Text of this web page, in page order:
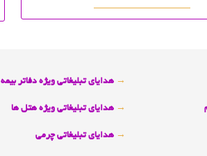
→ هدایای تبلیغاتی ویژه دفاتر بیمه
→ هدایای تبلیغاتی ویژه هتل ها
→ هدایای تبلیغاتی چرمی